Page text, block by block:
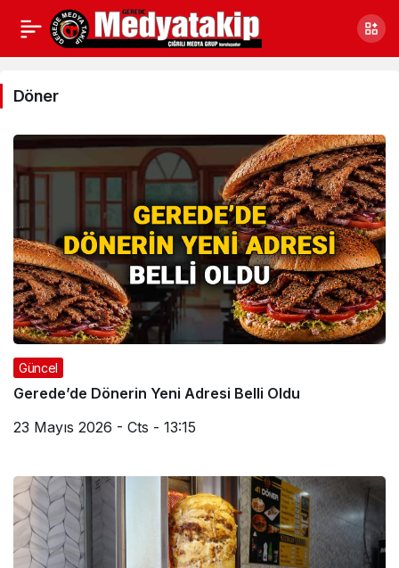
Döner
Haberleri
Döner
Güncel
Gerede’de Dönerin Yeni Adresi Belli Oldu
23 Mayıs 2026 - Cts - 13:15